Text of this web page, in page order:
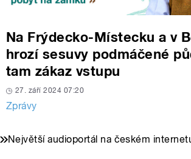
Na Frýdecko-Místecku a v
hrozí sesuvy podmáčené
tam zákaz vstupu
27. září 2024 07:20
Zprávy
Největší audioportál na českém